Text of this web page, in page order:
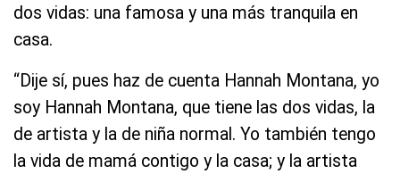
dos vidas: una famosa y una más tranquila en
casa.
“Dije sí, pues haz de cuenta Hannah Montana, yo
soy Hannah Montana, que tiene las dos vidas, la
de artista y la de niña normal. Yo también tengo
la vida de mamá contigo y la casa; y la artista